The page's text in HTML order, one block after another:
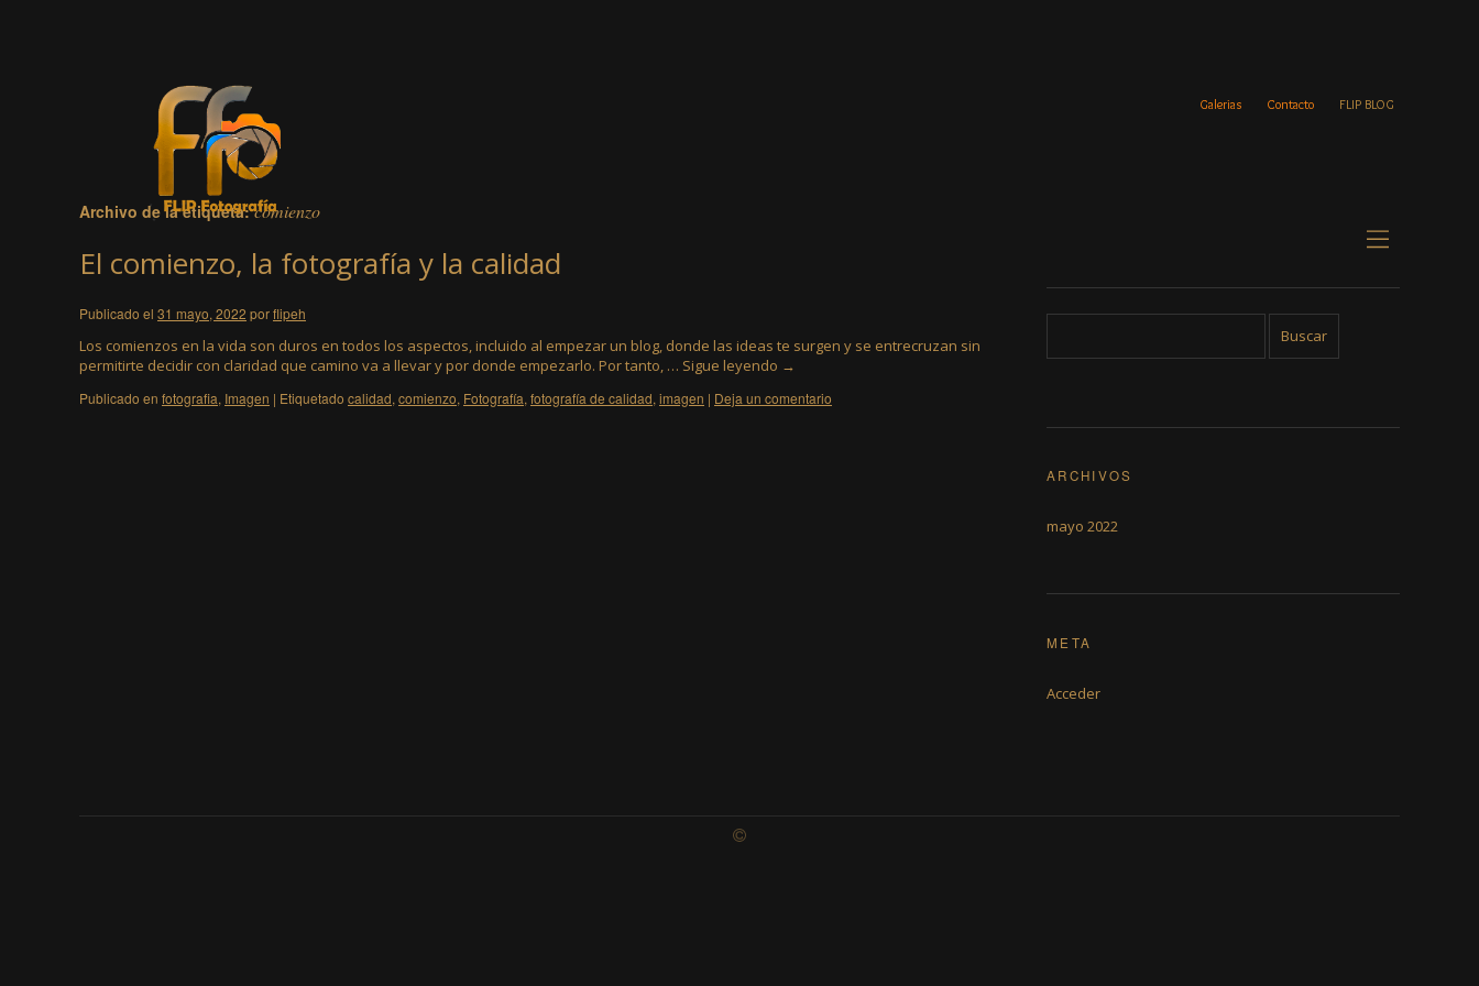
Galerias Contacto FLIP BLOG
Archivo de la etiqueta:comienzo
El comienzo, la fotografía y la calidad
Publicado el 31 mayo, 2022 porflipeh
Los comienzos en la vida son duros en todos los aspectos, incluido al empezar un blog, donde las ideas te surgen y se entrecruzan sin
permitirte decidir con claridad que camino va a llevar y por donde empezarlo. Por tanto, … Sigue leyendo →
Publicado en fotografia, Imagen | Etiquetado calidad, comienzo, Fotografía, fotografía de calidad, imagen | Deja un comentario
ARCHIVOS
mayo 2022
META
Acceder